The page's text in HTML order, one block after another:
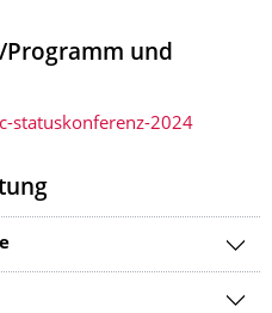
und
statuskonferenz-2024